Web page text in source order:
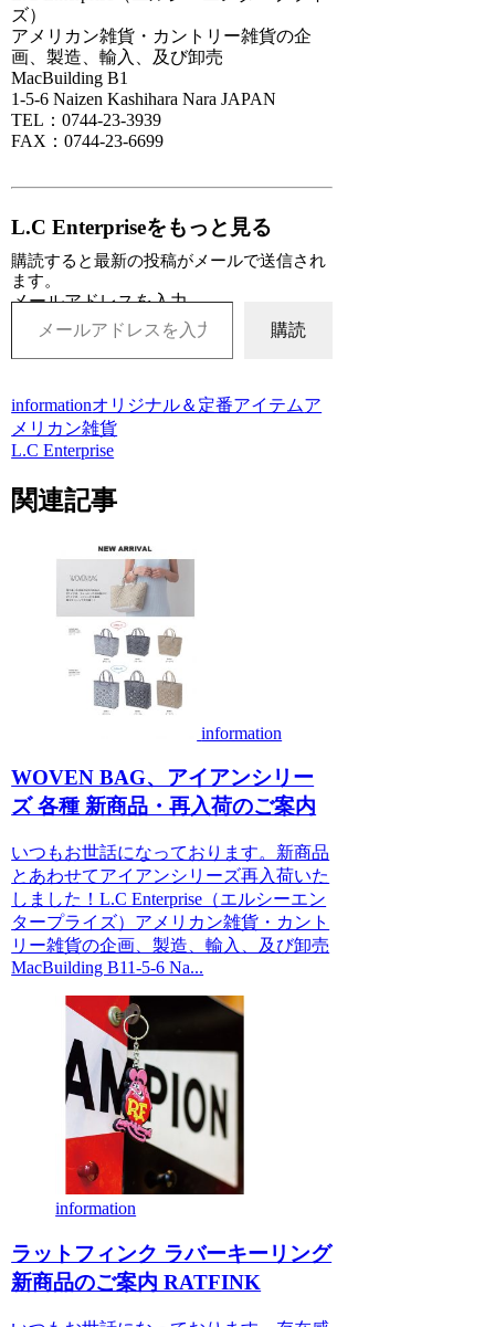
ズ）
アメリカン雑貨・カントリー雑貨の企
画、製造、輸入、及び卸売
MacBuilding B1
1-5-6 Naizen Kashihara Nara JAPAN
TEL：0744-23-3939
FAX：0744-23-6699
L.C Enterpriseをもっと見る
購読すると最新の投稿がメールで送信され
ます。
メールアドレスを入力...
購読
informationオリジナル＆定番アイテムア
メリカン雑貨
L.C Enterprise
関連記事
information
WOVEN BAG、アイアンシリー
ズ 各種 新商品・再入荷のご案内
いつもお世話になっております。新商品
とあわせてアイアンシリーズ再入荷いた
しました！L.C Enterprise（エルシーエン
タープライズ）アメリカン雑貨・カント
リー雑貨の企画、製造、輸入、及び卸売
MacBuilding B11-5-6 Na...
information
ラットフィンク ラバーキーリング
新商品のご案内 RATFINK